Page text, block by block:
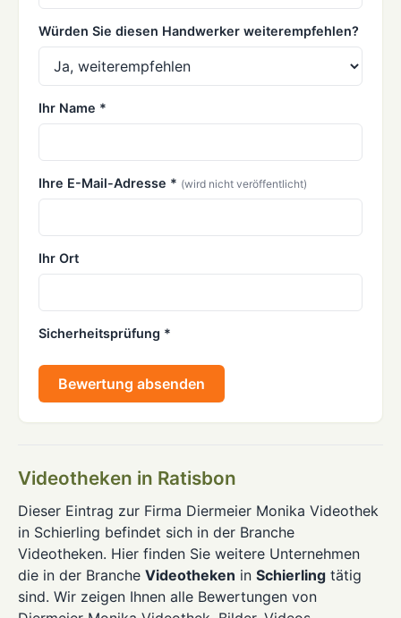
Würden Sie diesen Handwerker weiterempfehlen?
Ihr Name *
Ihre E-Mail-Adresse * (wird nicht veröffentlicht)
Ihr Ort
Sicherheitsprüfung *
Bewertung absenden
Videotheken in Ratisbon
Dieser Eintrag zur Firma Diermeier Monika Videothek
in Schierling befindet sich in der Branche
Videotheken. Hier finden Sie weitere Unternehmen
die in der Branche Videotheken in Schierling tätig
sind. Wir zeigen Ihnen alle Bewertungen von